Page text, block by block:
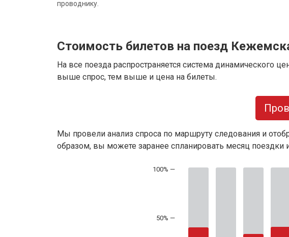
проводнику.
Стоимость билетов на поезд
На все поезда распространяется система динамического
выше спрос, тем выше и цена на билеты.
Мы провели анализ спроса по маршруту следования и
образом, вы можете заранее спланировать месяц поездки
50% —